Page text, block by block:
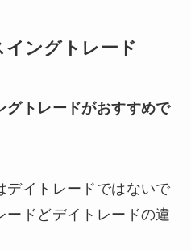
ングトレード
グトレードがおすすめで
デイトレードではないで
ードどデイトレードの違